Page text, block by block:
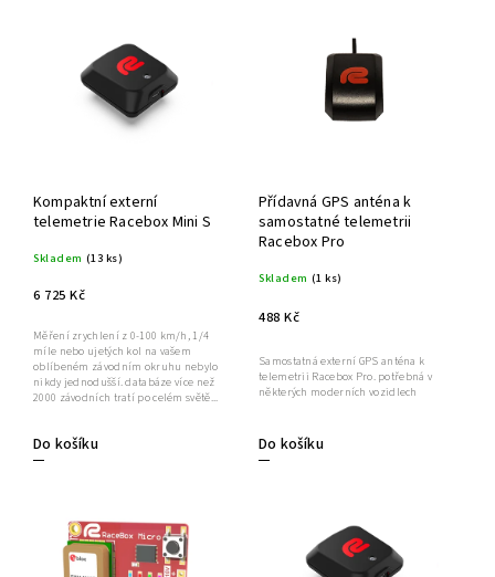
Kompaktní externí
telemetrie Racebox Mini S
Skladem (13 ks)
6 725 Kč
Do košíku
Měření zrychlení z 0-100 km/h, 1/4
míle nebo ujetých kol na vašem
oblíbeném závodním okruhu nebylo
nikdy jednodušší. databáze více než
2000 závodních tratí po celém světě...
Přídavná GPS anténa k
samostatné telemetrii
Racebox Pro
Skladem (1 ks)
488 Kč
Do košíku
Samostatná externí GPS anténa k
telemetrii Racebox Pro. potřebná v
některých moderních vozidlech